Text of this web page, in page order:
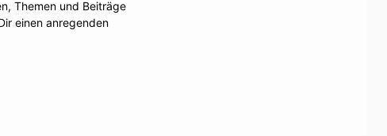
Themen und Beiträge
einen anregenden